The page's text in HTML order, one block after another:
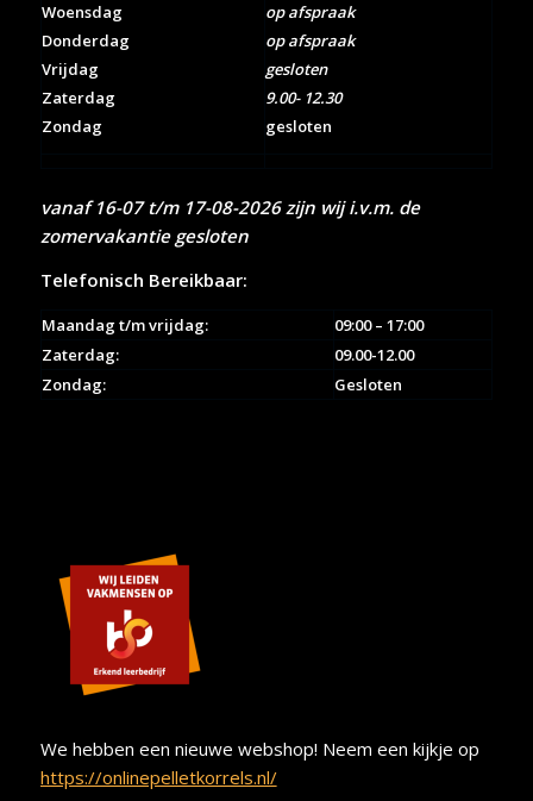
Woensdag
Donderdag
Vrijdag
Zaterdag
Zondag
op afspraak
op afspraak
gesloten
9.00- 12.30
gesloten
vanaf 16-07 t/m 17-08-2026 zijn wij i.v.m. de
zomervakantie gesloten
Telefonisch Bereikbaar:
Maandag t/m vrijdag:
09:00 – 17:00
Zaterdag:
09.00-12.00
Zondag:
Gesloten
We hebben een nieuwe webshop! Neem een kijkje op
https://onlinepelletkorrels.nl/